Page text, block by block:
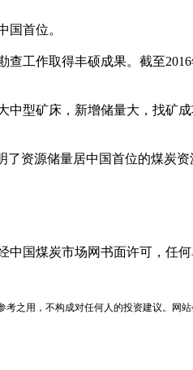
首位。
作取得丰硕成果。截至
矿床，新增储量大，找矿成
源储量居中国首位的煤炭资
国煤炭市场网书面许可，任
之用，不构成对任何人的投资建议。网